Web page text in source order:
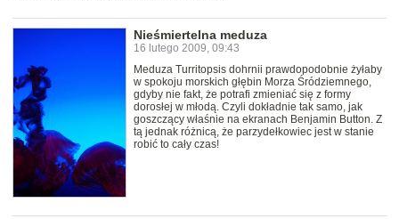
Nieśmiertelna meduza
16 lutego 2009, 09:43
Meduza Turritopsis dohrnii prawdopodobnie żyłaby
w spokoju morskich głębin Morza Śródziemnego,
gdyby nie fakt, że potrafi zmieniać się z formy
dorosłej w młodą. Czyli dokładnie tak samo, jak
goszczący właśnie na ekranach Benjamin Button. Z
tą jednak różnicą, że parzydełkowiec jest w stanie
robić to cały czas!